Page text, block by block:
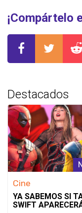
¡Compártelo
Destacados
Cine
YA SABEMOS SI
SWIFT